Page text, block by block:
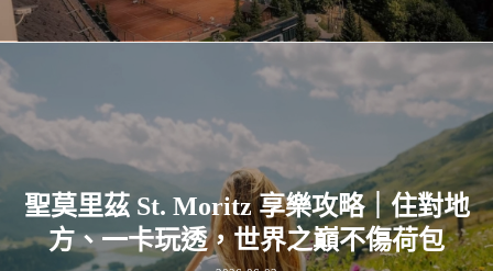
聖莫里茲 St. Moritz 享樂攻略｜住對地
方、一卡玩透，世界之巔不傷荷包